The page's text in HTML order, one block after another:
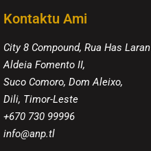
Kontaktu Ami
City 8 Compound, Rua Has Laran
Aldeia Fomento II,
Suco Comoro, Dom Aleixo,
Dili, Timor-Leste
+670 730 99996
info@anp.tl